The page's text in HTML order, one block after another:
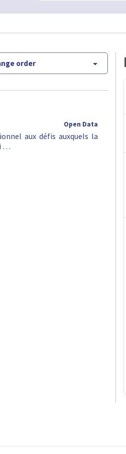
order
Open Data
aux défis auxquels la
…